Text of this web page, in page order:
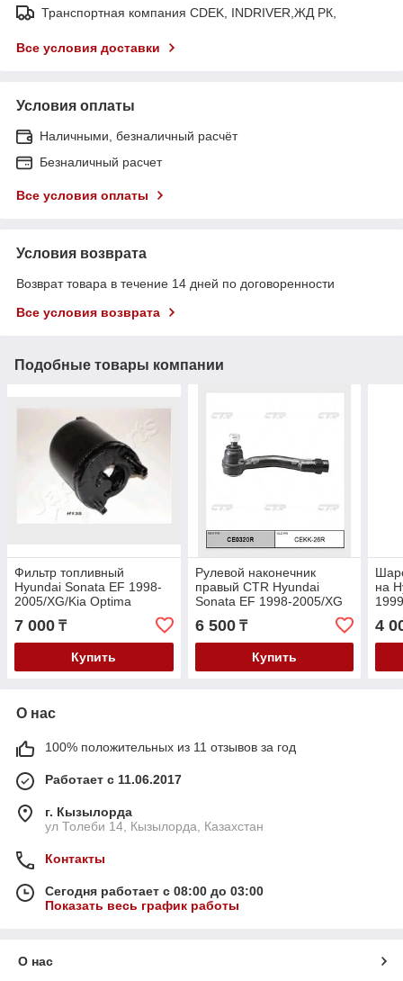
Транспортная компания CDEK, INDRIVER,ЖД РК,
Все условия доставки
Условия оплаты
Наличными, безналичный расчёт
Безналичный расчет
Все условия оплаты
Условия возврата
Возврат товара в течение 14 дней по договоренности
Все условия возврата
Подобные товары компании
Фильтр топливный
Hyundai Sonata EF 1998-
2005/XG/Kia Optima
Majentis 1998-2005 V-2.0-
3.5/Kia Opirus 2003- 3.5
7 000 ₸
Купить
Рулевой наконечник
правый CTR Hyundai
Sonata EF 1998-2005/XG
25/30 1999-/Kia Optima
1998-05/Majentis 1998-05
6 500₸
Купить
на
4
О нас
100% положительных из 11 отзывов за год
Работает с 11.06.2017
г. Кызылорда
ул Толеби 14, Кызылорда, Казахстан
Контакты
Сегодня работает с 08:00 до 03:00
Показать весь график работы
О нас